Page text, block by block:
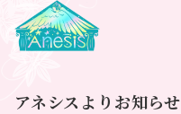
アネシスよりお知らせ